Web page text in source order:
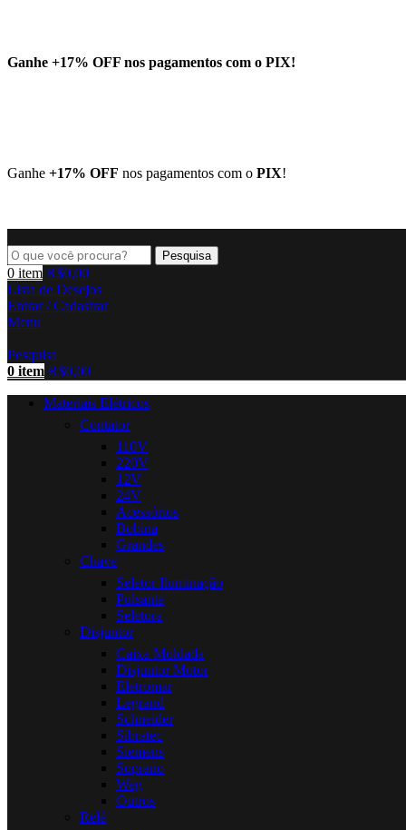
Ganhe +17% OFF nos pagamentos com o PIX!
Ganhe +17% OFF nos pagamentos com o PIX!
Pesquisa
0 item R$0,00
Lista de Desejos
Entrar / Cadastrar
Menu
Pesquisa
0 item R$0,00
Materiais Elétricos
Contator
110V
220V
12V
24V
Acessórios
Bobina
Grandes
Chave
Seletor Iluminação
Pulsante
Seletora
Disjuntor
Caixa Moldada
Disjuntor Motor
Eletromar
Legrand
Schneider
Sibratec
Siemens
Soprano
Weg
Outros
Relé